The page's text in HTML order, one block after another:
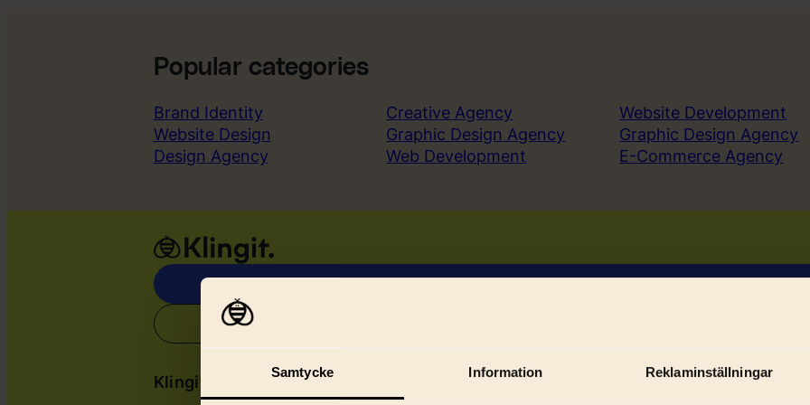
Samtycke Information Reklaminställningar
Popular categories
Brand Identity
Website Design
Design Agency
Creative Agency
Graphic Design Agency
Web Development
Website Development
Graphic Design Agency
E-Commerce Agency
Klingit